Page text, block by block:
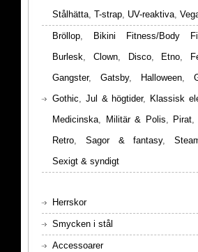
Stålhätta, T-strap, UV-reaktiva,
Bröllop, Bikini Fitness/Body
Burlesk, Clown, Disco, Etno,
Gangster, Gatsby, Halloween,
Gothic, Jul & högtider, Klassisk
Medicinska, Militär & Polis, Pirat,
Retro, Sagor & fantasy,
Sexigt & syndigt
Herrskor
Smycken i stål
Accessoarer